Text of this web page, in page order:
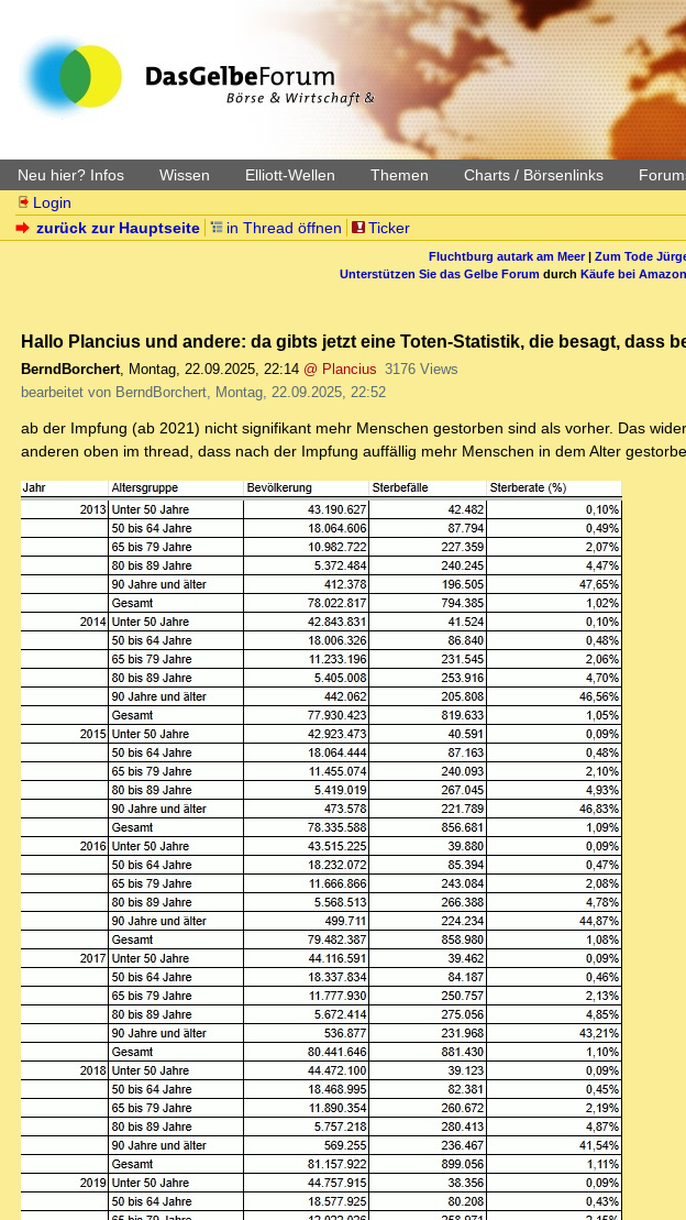
Neu hier? Infos Wissen Elliott-Wellen Themen Charts / Börsenlinks
Login
zurück zur Hauptseite
in Thread öffnen Ticker
Fluchtburg autark am Meer| Zum Tode
Unterstützen Sie das Gelbe Forum durch Käufe bei Amazon
Hallo Plancius und andere: da gibts jetzt eine Toten-Statistik, die besagt, dass
BerndBorchert, Montag, 22.09.2025, 22:14 @ Plancius 3176 Views
bearbeitet von BerndBorchert, Montag, 22.09.2025, 22:52
ab der Impfung (ab 2021) nicht signifikant mehr Menschen gestorben sind als vorher. Das
anderen oben im thread, dass nach der Impfung auffällig mehr Menschen in dem Alter